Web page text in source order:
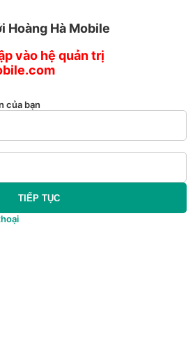
Hoàng Hà Mobile
vào hệ quản trị
của bạn
TIẾP TỤC